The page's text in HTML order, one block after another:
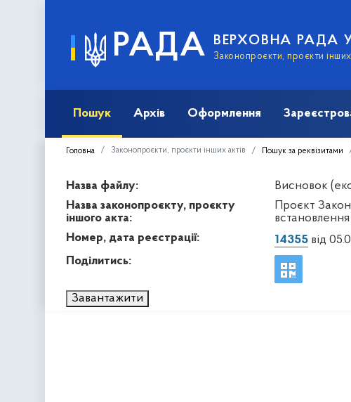
РАДА ВЕРХОВНА РАДА
Законопроєкти, проєкти інших
Пошук Архів Оформлення
Головна Законопроєкти, проєкти інших актів Пошук за реквізитами
Назва файлу:
Висновок
Назва законопроєкту, проєкту
іншого акта:
Проєкт
Номер, дата реєстрації:
14355від
Поділитись:
Завантажити